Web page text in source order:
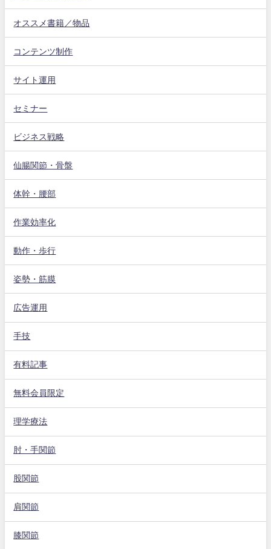
オススメ書籍／物品
コンテンツ制作
サイト運用
セミナー
ビジネス戦略
仙腸関節・骨盤
体幹・腰部
作業効率化
動作・歩行
姿勢・筋膜
広告運用
手技
有料記事
無料会員限定
理学療法
肘・手関節
股関節
肩関節
膝関節